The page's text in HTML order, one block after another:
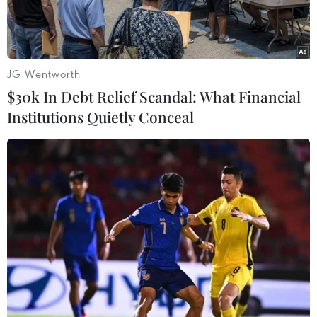
Cơ quan công an khám xét tại nhà đối tượng Dương Thị Du.
(Nguồn: Công an Bắc Giang)
Ngày 28/4, Cơ quan Cảnh sát điều tra, Công an
tỉnh Bắc Giang đã hoàn tất kết luận điều tra 2
vụ án “Lợi dụng quyền tự do dân chủ xâm phạm
lợi ích Nhà nước, quyền và lợi ích hợp pháp của
tổ chức, cá nhân”; đề nghị Viện kiểm sát nhân
JG Wentworth
$30k In Debt Relief Scandal: What Financial
Institutions Quietly Conceal